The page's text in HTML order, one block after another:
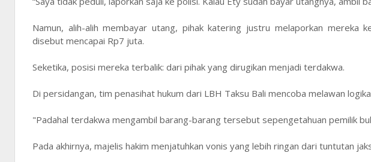
Namun, alih-alih membayar utang, pihak katering justru melaporkan mereka
disebut mencapai Rp7 juta.
Seketika, posisi mereka terbalik: dari pihak yang dirugikan menjadi terdakwa.
Di persidangan, tim penasihat hukum dari LBH Taksu Bali mencoba melawan
"Padahal terdakwa mengambil barang-barang tersebut sepengetahuan pemilik
Pada akhirnya, majelis hakim menjatuhkan vonis yang lebih ringan dari tuntutan